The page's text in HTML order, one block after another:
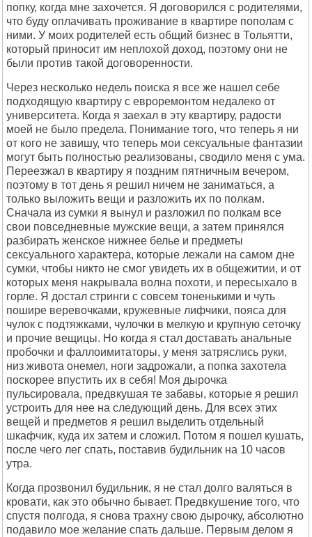
попку, когда мне захочется. Я договорился с родителями,
что буду оплачивать проживание в квартире пополам с
ними. У моих родителей есть общий бизнес в Тольятти,
который приносит им неплохой доход, поэтому они не
были против такой договоренности.
Через несколько недель поиска я все же нашел себе
подходящую квартиру с евроремонтом недалеко от
университета. Когда я заехал в эту квартиру, радости
моей не было предела. Понимание того, что теперь я ни
от кого не завишу, что теперь мои сексуальные фантазии
могут быть полностью реализованы, сводило меня с ума.
Переезжал в квартиру я поздним пятничным вечером,
поэтому в тот день я решил ничем не заниматься, а
только выложить вещи и разложить их по полкам.
Сначала из сумки я вынул и разложил по полкам все
свои повседневные мужские вещи, а затем принялся
разбирать женское нижнее белье и предметы
сексуального характера, которые лежали на самом дне
сумки, чтобы никто не смог увидеть их в общежитии, и от
которых меня накрывала волна похоти, и пересыхало в
горле. Я достал стринги с совсем тоненькими и чуть
пошире веревочками, кружевные лифчики, пояса для
чулок с подтяжками, чулочки в мелкую и крупную сеточку
и прочие вещицы. Но когда я стал доставать анальные
пробочки и фаллоимитаторы, у меня затряслись руки,
низ живота онемел, ноги задрожали, а попка захотела
поскорее впустить их в себя! Моя дырочка
пульсировала, предвкушая те забавы, которые я решил
устроить для нее на следующий день. Для всех этих
вещей и предметов я решил выделить отдельный
шкафчик, куда их затем и сложил. Потом я пошел кушать,
после чего лег спать, поставив будильник на 10 часов
утра.
Когда прозвонил будильник, я не стал долго валяться в
кровати, как это обычно бывает. Предвкушение того, что
спустя полгода, я снова трахну свою дырочку, абсолютно
подавило мое желание спать дальше. Первым делом я